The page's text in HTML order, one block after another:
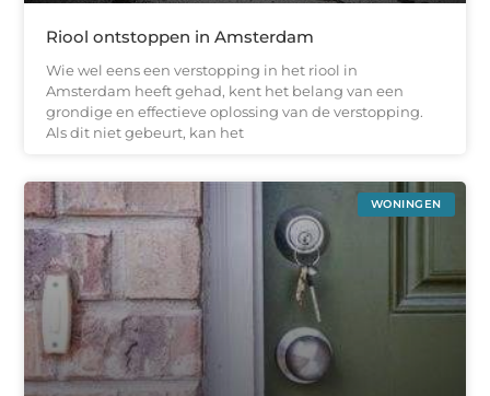
Riool ontstoppen in Amsterdam
Wie wel eens een verstopping in het riool in
Amsterdam heeft gehad, kent het belang van een
grondige en effectieve oplossing van de verstopping.
Als dit niet gebeurt, kan het
WONINGEN